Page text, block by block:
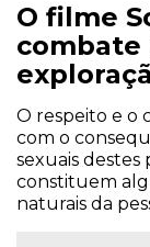
O filme
combate
O respeito e o
com o
sexuais destes
constituem
naturais da